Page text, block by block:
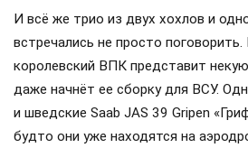
И всё же трио из двух хохлов и
встречались не просто поговорить.
королевский ВПК представит
даже начнёт ее сборку для ВСУ.
и шведские Saab JAS 39 Gripen
будто они уже находятся на